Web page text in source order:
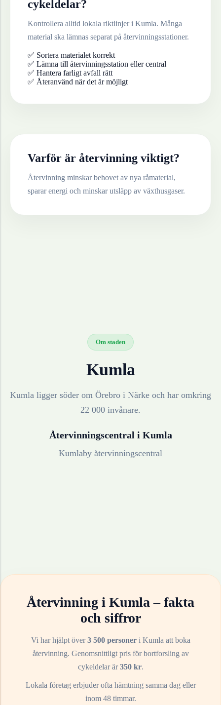
cykeldelar?
Kontrollera alltid lokala riktlinjer i Kumla. Många
material ska lämnas separat på återvinningsstationer.
✅ Sortera materialet korrekt
✅ Lämna till återvinningsstation eller central
✅ Hantera farligt avfall rätt
✅ Återanvänd när det är möjligt
Varför är återvinning viktigt?
Återvinning minskar behovet av nya råmaterial,
sparar energi och minskar utsläpp av växthusgaser.
Om staden
Kumla
Kumla ligger söder om Örebro i Närke och har omkring
22 000 invånare.
Återvinningscentral i Kumla
Kumlaby återvinningscentral
Återvinning i Kumla– fakta
och siffror
Vi har hjälpt över3 500 personeri Kumla att boka
återvinning. Genomsnittligt pris för bortforsling av
cykeldelarär350kr.
Lokala företag erbjuder ofta hämtning samma dag eller
inom 48 timmar.